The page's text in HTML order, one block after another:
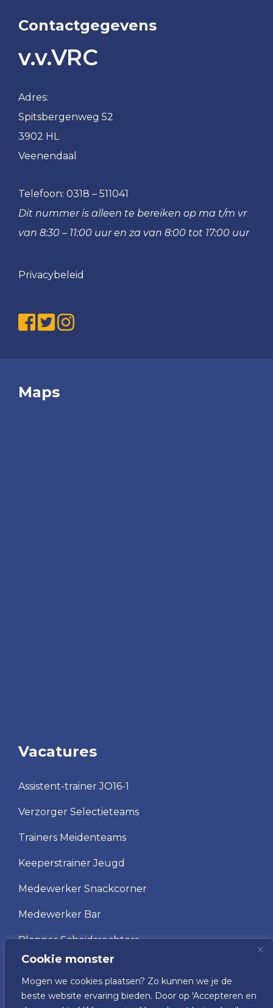
Cookie monster
Mogen we cookies plaatsen? Zo kunnen we je de
beste website ervaring bieden. Door op 'Accepteren en
Contactgegevens
v.v.VRC
Adres:
Spitsbergenweg 52
3902 HL
Veenendaal
Telefoon: 0318 – 511041
Dit nummer is alleen te bereiken op ma t/m vr
van 8:30 – 11:00 uur en za van 8:00 tot 17:00 uur
Privacybeleid
Maps
Vacatures
Assistent-trainer JO16-1
Verzorger Selectieteams
Trainers Meidenteams
Keeperstrainer Jeugd
Medewerker Snackcorner
Medewerker Bar
Planner Scheidsrechters
Scheidsrechter
Vrijwilliger wedstrijdsecretariaat